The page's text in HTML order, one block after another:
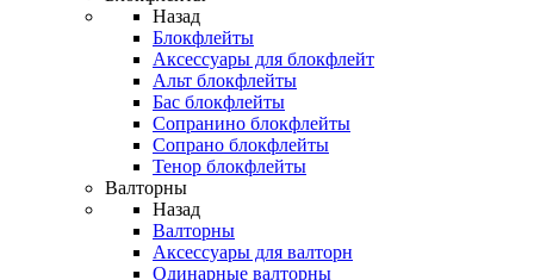
Назад
Блокфлейты
Аксессуары для блокфлейт
Альт блокфлейты
Бас блокфлейты
Сопранино блокфлейты
Сопрано блокфлейты
Тенор блокфлейты
Валторны
Назад
Валторны
Аксессуары для валторн
Одинарные валторны